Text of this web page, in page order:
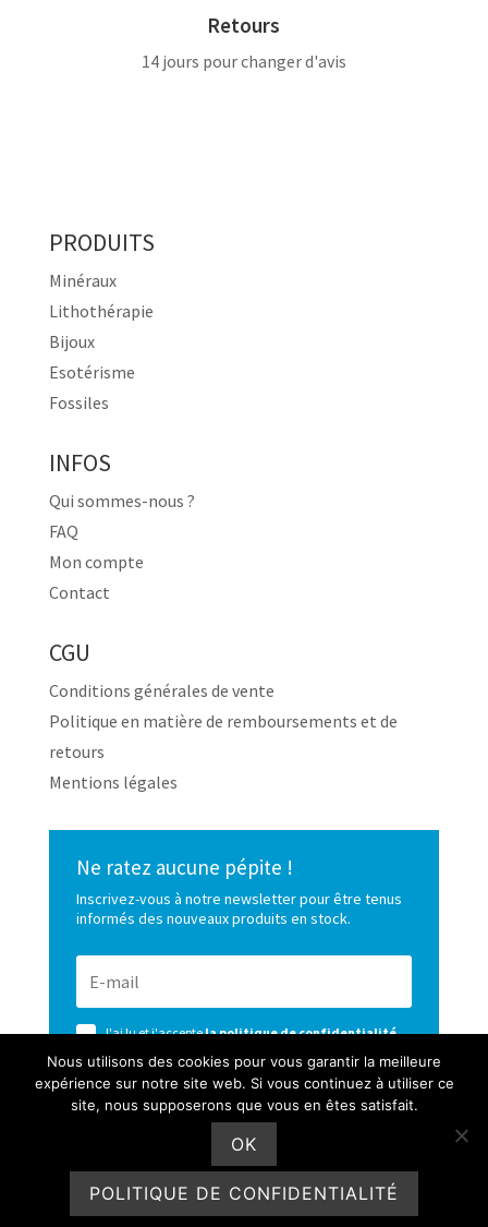
Retours
14 jours pour changer d'avis
PRODUITS
Minéraux
Lithothérapie
Bijoux
Esotérisme
Fossiles
INFOS
Qui sommes-nous ?
FAQ
Mon compte
Contact
CGU
Conditions générales de vente
Politique en matière de remboursements et de
retours
Mentions légales
Ne ratez aucune pépite !
Inscrivez-vous à notre newsletter pour être tenus
informés des nouveaux produits en stock.
J'ai lu et j'acceptela politique de confidentialité
de ce site
S’ABONNER
Nous utilisons des cookies pour vous garantir la meilleure
expérience sur notre site web. Si vous continuez à utiliser ce
site, nous supposerons que vous en êtes satisfait.
OK
POLITIQUE DE CONFIDENTIALITÉ